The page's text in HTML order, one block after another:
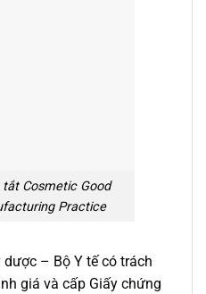
Cosmetic Good
Practice
dược – Bộ Y tế có trách
giá và cấp Giấy chứng